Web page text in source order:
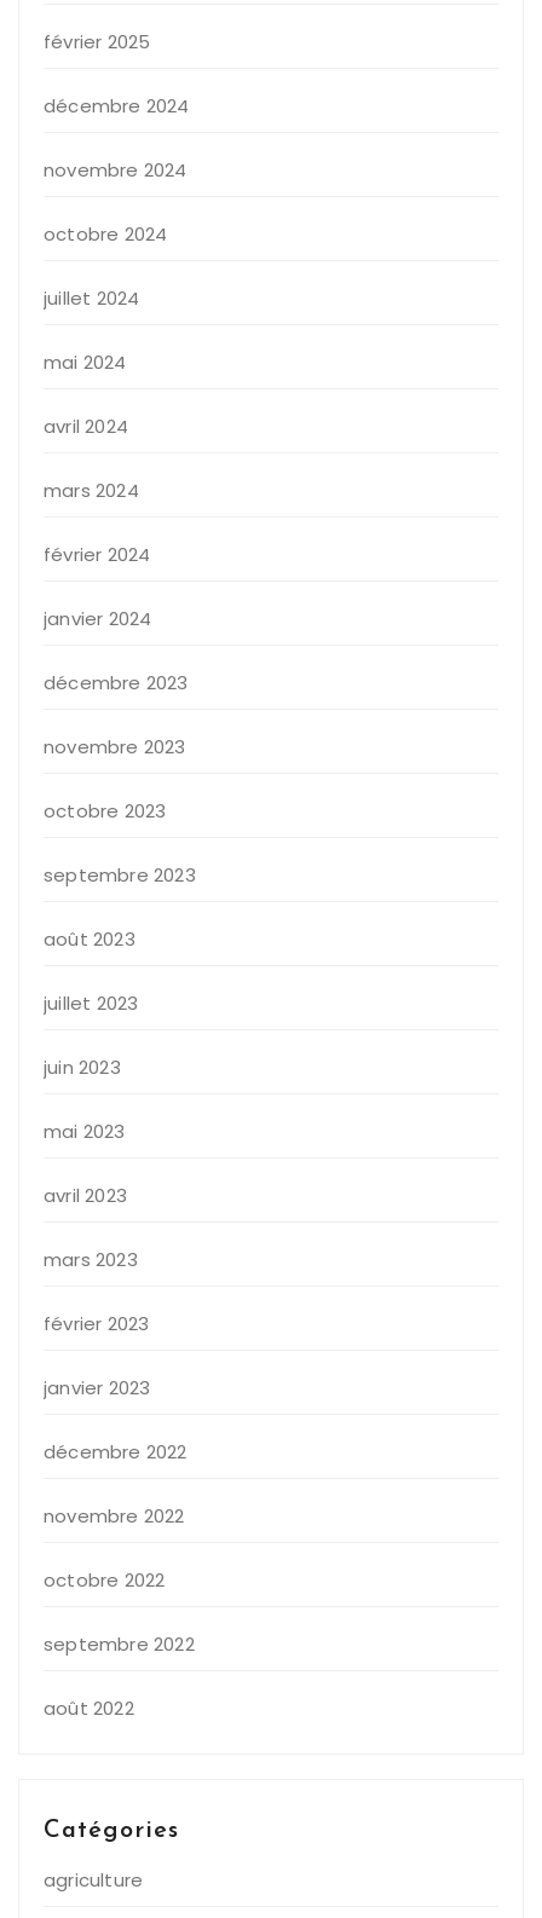
février 2025
décembre 2024
novembre 2024
octobre 2024
juillet 2024
mai 2024
avril 2024
mars 2024
février 2024
janvier 2024
décembre 2023
novembre 2023
octobre 2023
septembre 2023
août 2023
juillet 2023
juin 2023
mai 2023
avril 2023
mars 2023
février 2023
janvier 2023
décembre 2022
novembre 2022
octobre 2022
septembre 2022
août 2022
Catégories
agriculture